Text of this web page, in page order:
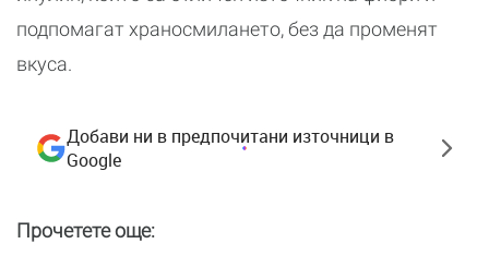
подпомагат храносмилането, без да променят
вкуса.
Добави ни в предпочитани източници в
Google
Прочетете още: